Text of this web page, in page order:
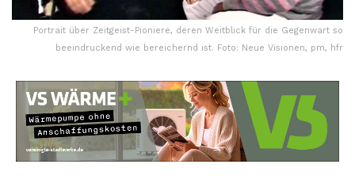
Portrait über Zeitgeist-Pioniere, deren Weitblick für die Gegenwart so
beeindruckend wie bereichernd ist. Foto: Neue Visionen, pm, hfr